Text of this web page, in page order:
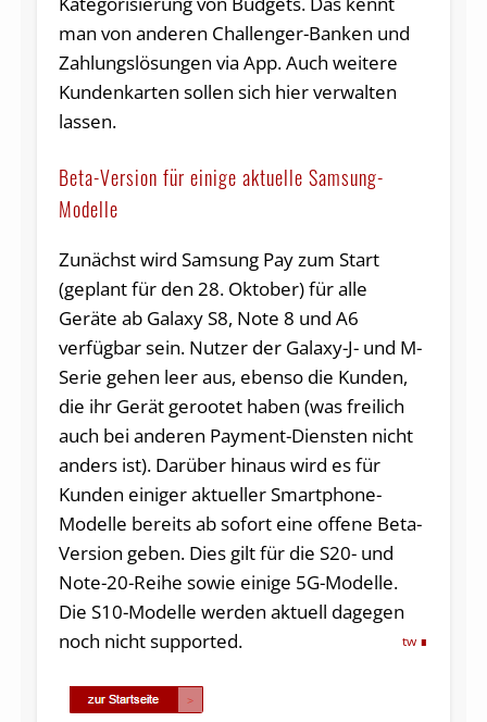
man von anderen Challenger-Banken und
Zahlungslösungen via App. Auch weitere
Kundenkarten sollen sich hier verwalten
lassen.
Beta-Version für einige aktuelle Samsung-
Modelle
Zunächst wird Samsung Pay zum Start
(geplant für den 28. Oktober) für alle
Geräte ab Galaxy S8, Note 8 und A6
verfügbar sein. Nutzer der Galaxy-J- und M-
Serie gehen leer aus, ebenso die Kunden,
die ihr Gerät gerootet haben (was freilich
auch bei anderen Payment-Diensten nicht
anders ist). Darüber hinaus wird es für
Kunden einiger aktueller Smartphone-
Modelle bereits ab sofort eine offene Beta-
Version geben. Dies gilt für die S20- und
Note-20-Reihe sowie einige 5G-Modelle.
Die S10-Modelle werden aktuell dagegen
noch nicht supported.
tw